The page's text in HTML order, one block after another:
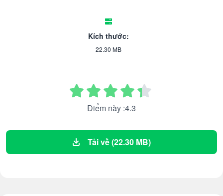
Kích thước:
22.30 MB
Điểm này :4.3
Tải về (22.30 MB)